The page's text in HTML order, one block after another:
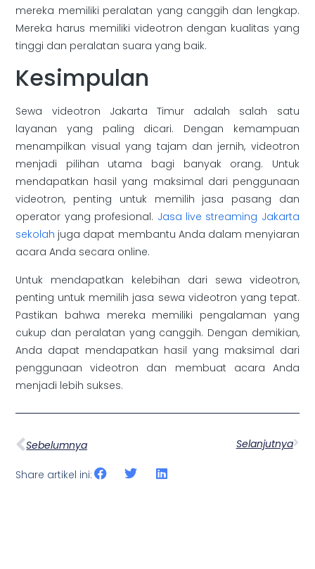
mereka memiliki peralatan yang canggih dan lengkap.
Mereka harus memiliki videotron dengan kualitas yang
tinggi dan peralatan suara yang baik.
Kesimpulan
Sewa videotron Jakarta Timur adalah salah satu
layanan yang paling dicari. Dengan kemampuan
menampilkan visual yang tajam dan jernih, videotron
menjadi pilihan utama bagi banyak orang. Untuk
mendapatkan hasil yang maksimal dari penggunaan
videotron, penting untuk memilih jasa pasang dan
operator yang profesional. Jasa live streaming Jakarta
sekolah juga dapat membantu Anda dalam menyiaran
acara Anda secara online.
Untuk mendapatkan kelebihan dari sewa videotron,
penting untuk memilih jasa sewa videotron yang tepat.
Pastikan bahwa mereka memiliki pengalaman yang
cukup dan peralatan yang canggih. Dengan demikian,
Anda dapat mendapatkan hasil yang maksimal dari
penggunaan videotron dan membuat acara Anda
menjadi lebih sukses.
Sebelumnya Selanjutnya
Share artikel ini: